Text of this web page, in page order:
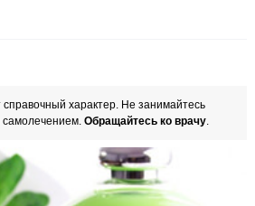
характер. Не занимайтесь
самолечением. Обращайтесь ко врачу.